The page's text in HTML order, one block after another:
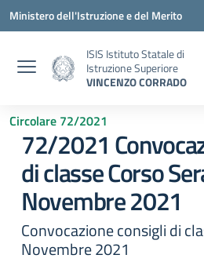
Vai ai contenuti
Vai al menu di navigazione
Vai al footer
Ministero dell'Istruzione e del Merito
ISIS Istituto Statale di
Istruzione Superiore
VINCENZO CORRADO
Circolare 72/2021
72/2021
di classe Corso
Novembre 2021
Convocazione consigli di
Novembre 2021